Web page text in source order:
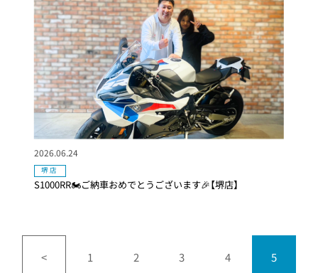
S1000RR🏍ご納車おめでとうございます🎉【堺店】
2026.06.24
堺店
< 1 2 3 4 5